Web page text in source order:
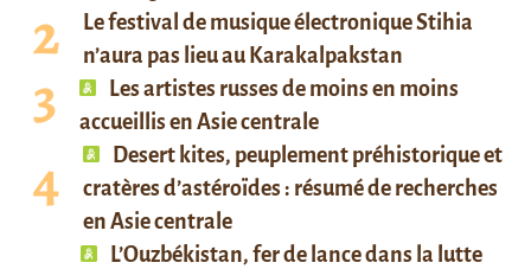
Le festival de musique électronique Stihia
n’aura pas lieu au Karakalpakstan
Les artistes russes de moins en moins
accueillis en Asie centrale
Desert kites, peuplement préhistorique et
cratères d’astéroïdes : résumé de recherches
en Asie centrale
L’Ouzbékistan, fer de lance dans la lutte